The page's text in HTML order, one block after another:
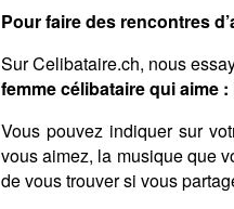
Pour faire des rencontres
Sur Celibataire.ch, nous
femme célibataire qui aime
Vous pouvez indiquer sur
vous aimez, la musique que
de vous trouver si vous